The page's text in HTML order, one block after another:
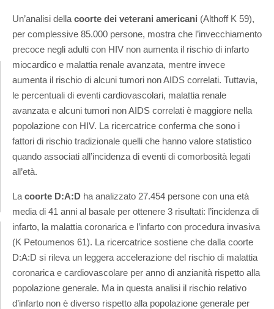
Un’analisi della coorte dei veterani americani (Althoff K 59),
per complessive 85.000 persone, mostra che l’invecchiamento
precoce negli adulti con HIV non aumenta il rischio di infarto
miocardico e malattia renale avanzata, mentre invece
aumenta il rischio di alcuni tumori non AIDS correlati. Tuttavia,
le percentuali di eventi cardiovascolari, malattia renale
avanzata e alcuni tumori non AIDS correlati è maggiore nella
popolazione con HIV. La ricercatrice conferma che sono i
fattori di rischio tradizionale quelli che hanno valore statistico
quando associati all’incidenza di eventi di comorbosità legati
all’età.
La coorte D:A:D ha analizzato 27.454 persone con una età
media di 41 anni al basale per ottenere 3 risultati: l’incidenza di
infarto, la malattia coronarica e l’infarto con procedura invasiva
(K Petoumenos 61). La ricercatrice sostiene che dalla coorte
D:A:D si rileva un leggera accelerazione del rischio di malattia
coronarica e cardiovascolare per anno di anzianità rispetto alla
popolazione generale. Ma in questa analisi il rischio relativo
d’infarto non è diverso rispetto alla popolazione generale per